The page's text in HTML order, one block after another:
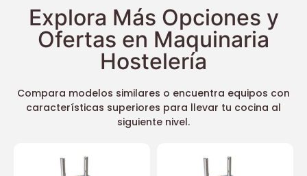
Explora Más Opciones y
Ofertas en Maquinaria
Hostelería
Compara modelos similares o encuentra equipos con
características superiores para llevar tu cocina al
siguiente nivel.